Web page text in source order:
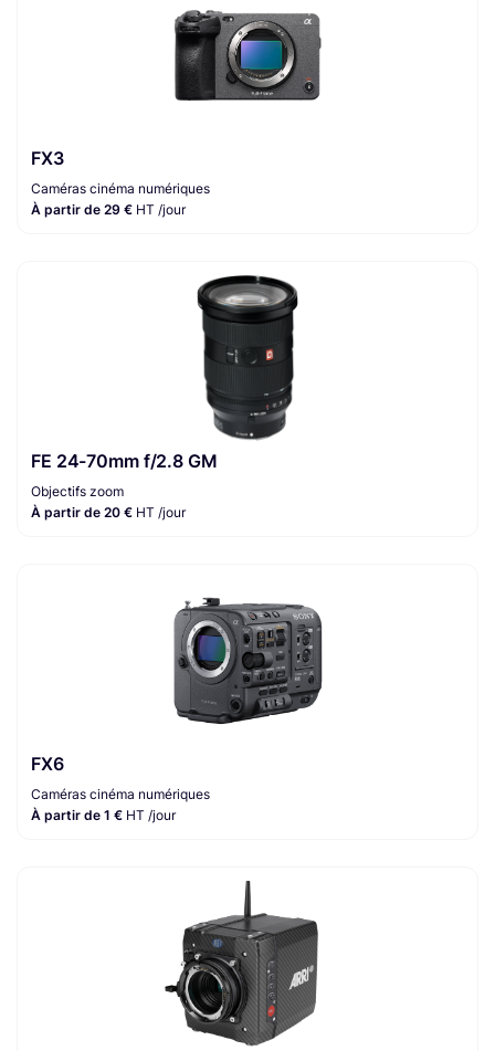
FX3
Caméras cinéma numériques
À partir de 29 € HT /jour
FE 24-70mm f/2.8 GM
Objectifs zoom
À partir de 20 € HT /jour
FX6
Caméras cinéma numériques
À partir de 1 € HT /jour